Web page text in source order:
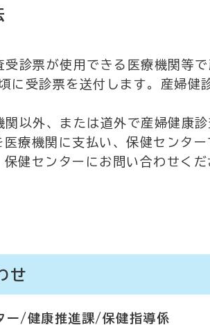
診票が使用できる医療機関等
受診票を送付します。産婦健
以外、または道外で産婦健康
療機関に支払い、保健センター
センターにお問い合わせくだ
せ
ー/健康推進課/保健指導係